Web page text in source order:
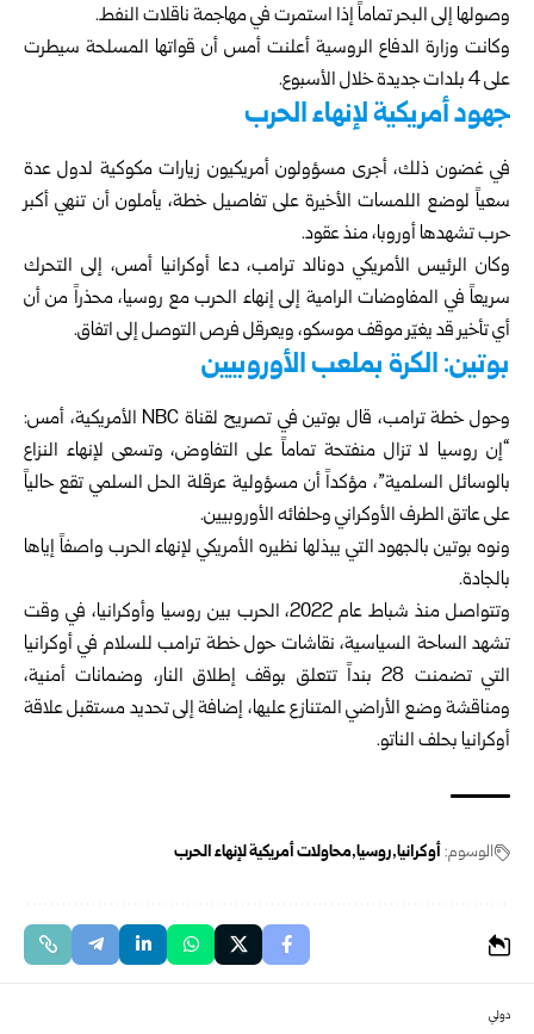
وصولها إلى البحر تماماً إذا استمرت في مهاجمة ناقلات النفط.
وكانت وزارة الدفاع الروسية أعلنت أمس أن قواتها المسلحة سيطرت
على 4 بلدات جديدة خلال الأسبوع.
جهود أمريكية لإنهاء الحرب
في غضون ذلك، أجرى مسؤولون أمريكيون زيارات مكوكية لدول عدة
سعياً لوضع اللمسات الأخيرة على تفاصيل خطة، يأملون أن تنهي أكبر
حرب تشهدها أوروبا، منذ عقود.
وكان الرئيس الأمريكي دونالد ترامب، دعا أوكرانيا أمس، إلى التحرك
سريعاً في المفاوضات الرامية إلى إنهاء الحرب مع روسيا، محذراً من أن
أي تأخير قد يغيّر موقف موسكو، ويعرقل فرص التوصل إلى اتفاق.
بوتين: الكرة بملعب الأوروبيين
وحول خطة ترامب، قال بوتين في تصريح لقناة NBC الأمريكية، أمس:
“إن روسيا لا تزال منفتحة تماماً على التفاوض، وتسعى لإنهاء النزاع
بالوسائل السلمية”، مؤكداً أن مسؤولية عرقلة الحل السلمي تقع حالياً
على عاتق الطرف الأوكراني وحلفائه الأوروبيين.
ونوه بوتين بالجهود التي يبذلها نظيره الأمريكي لإنهاء الحرب واصفاً إياها
بالجادة.
وتتواصل منذ شباط عام 2022، الحرب بين روسيا وأوكرانيا، في وقت
تشهد الساحة السياسية، نقاشات حول خطة ترامب للسلام في أوكرانيا
التي تضمنت 28 بنداً تتعلق بوقف إطلاق النار، وضمانات أمنية،
ومناقشة وضع الأراضي المتنازع عليها، إضافة إلى تحديد مستقبل علاقة
أوكرانيا بحلف الناتو.
الوسوم:أوكرانيا روسيا محاولات أمريكية لإنهاء الحرب
دولي